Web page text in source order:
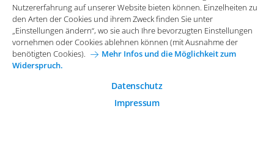
Impressum Datenschutz
Allgemeine Einkaufsbedingungen
Karriere bei Arvato Systems Kontakt
Nutzererfahrung auf unserer Website bieten können. Einzelheiten zu
den Arten der Cookies und ihrem Zweck finden Sie unter
„Einstellungen ändern“, wo sie auch Ihre bevorzugten Einstellungen
vornehmen oder Cookies ablehnen können (mit Ausnahme der
benötigten Cookies).
Mehr Infos und die Möglichkeit zum
Widerspruch.
Datenschutz
Impressum
Funktionale Cookies
Diese Cookies sind essenziell wichtig für die einwandfreie
Funktion der Website.
Analytische Cookies
Analytische Cookies werden verwendet, um das